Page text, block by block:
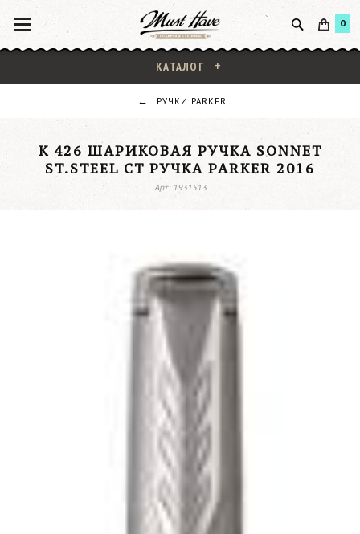
0
КАТАЛОГ
РУЧКИ PARKER
K 426 ШАРИКОВАЯ РУЧКА SONNET
ST.STEEL CT РУЧКА PARKER 2016
Арт: 1931513